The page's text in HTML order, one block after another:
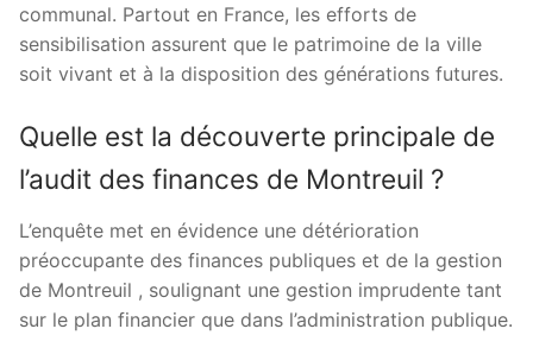
communal. Partout en France, les efforts de
sensibilisation assurent que le patrimoine de la ville
soit vivant et à la disposition des générations futures.
Quelle est la découverte principale de
l’audit des finances de Montreuil ?
L’enquête met en évidence une détérioration
préoccupante des finances publiques et de la gestion
de Montreuil , soulignant une gestion imprudente tant
sur le plan financier que dans l’administration publique.